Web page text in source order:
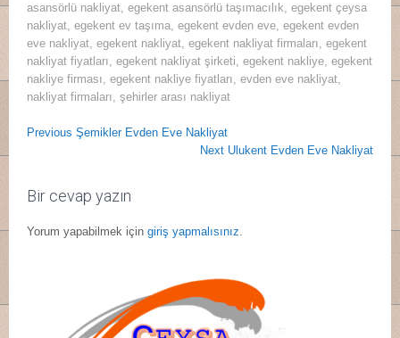
asansörlü nakliyat, egekent asansörlü taşımacılık, egekent çeysa
nakliyat, egekent ev taşıma, egekent evden eve, egekent evden
eve nakliyat, egekent nakliyat, egekent nakliyat firmaları, egekent
nakliyat fiyatları, egekent nakliyat şirketi, egekent nakliye, egekent
nakliye firması, egekent nakliye fiyatları, evden eve nakliyat,
nakliyat firmaları, şehirler arası nakliyat
Post
Yazı
Previous Previous
Şemikler Evden Eve Nakliyat
Next Next
Ulukent Evden Eve Nakliyat
Bir cevap yazın
Yorum yapabilmek için giriş yapmalısınız.